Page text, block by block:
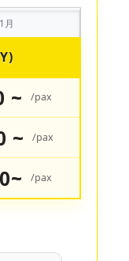
月
~ /pax
~ /pax
/pax